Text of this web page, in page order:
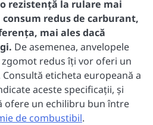
rezistență la rulare mai
redus de carburant,
mai ales dacă
De asemenea, anvelopele
redus îți vor oferi un
eticheta europeană a
aceste specificații, și
ofere un echilibru bun între
de combustibil.